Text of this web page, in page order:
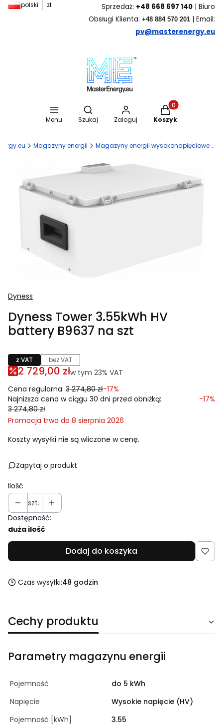
polski zł Sprzedaż: +48 668 697 140 | Biuro
Obsługi Klienta: +48 884 570 201 | Email:
pv@masterenergy.eu
Menu
Otwórz wyszukiwarkę
Szukaj Zaloguj
Produkty w
Koszyk
Magazyny energii Magazyny energii wysokonapięciowe HV
Dyness
Dyness Tower 3.55kWh HV
battery B9637 na szt
z VAT bez VAT
2 729,00 złw tym 23% VAT
w tym 23% VAT
Cena regularna: 3 274,80 zł-17%
Najniższa cena w ciągu 30 dni przed obniżką:
3 274,80 zł
-17%
Promocja trwa do 8 sierpnia 2026
Koszty wysyłki nie są wliczone w cenę.
Zapytaj o produkt
Ilość
szt.
Dostępność:
duża ilość
Dodaj do koszyka
Czas wysyłki:48 godzin
Cechy produktu
Parametry magazynu energii
Pojemność
do 5 kWh
Napięcie
Wysokie napięcie (HV)
Pojemność [kWh]
3.55